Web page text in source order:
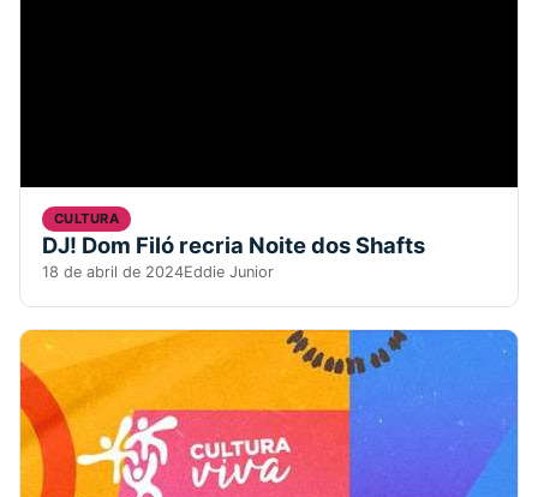
CULTURA
DJ! Dom Filó recria Noite dos Shafts
18 de abril de 2024Eddie Junior